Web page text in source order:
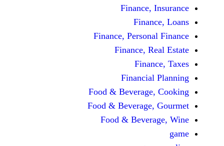
Finance,
Finance,
Food &
Food &
Food &